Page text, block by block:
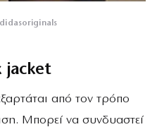
jacket
από τον τρόπο
Μπορεί να συνδυαστεί